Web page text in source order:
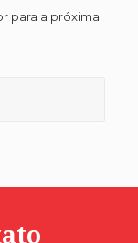
para a próxima